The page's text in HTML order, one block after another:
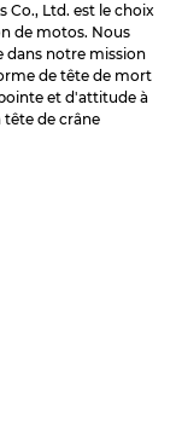
Co., Ltd. est le choix
de motos. Nous
dans notre mission
de tête de mort
et d'attitude à
tête de crâne